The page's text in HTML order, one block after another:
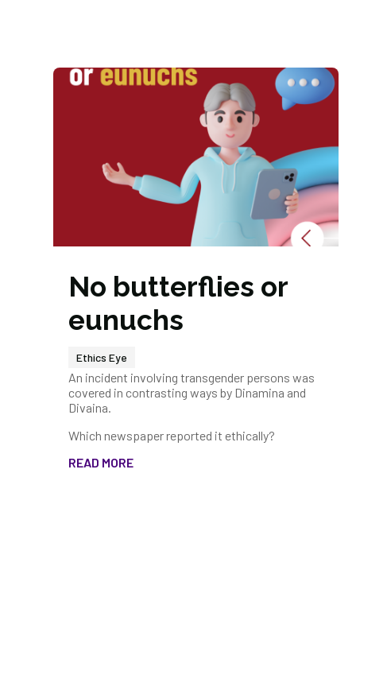
No butterflies or
eunuchs
Ethics Eye
An incident involving transgender persons was
covered in contrasting ways by Dinamina and
Divaina.
Which newspaper reported it ethically?
READ MORE